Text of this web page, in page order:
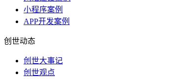
小程序案例
APP开发案例
创世动态
创世大事记
创世观点